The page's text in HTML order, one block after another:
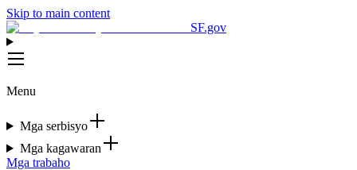
Skip to main content
SF.gov
Menu
Mga serbisyo
Mga kagawaran
Mga trabaho